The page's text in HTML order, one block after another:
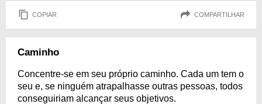
COPIAR COMPARTILHAR
Caminho
Concentre-se em seu próprio caminho. Cada um tem o
seu e, se ninguém atrapalhasse outras pessoas, todos
conseguiriam alcançar seus objetivos.